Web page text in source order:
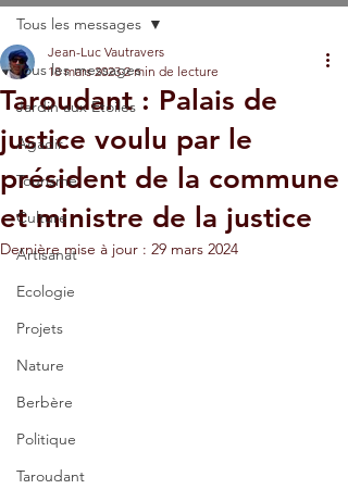
Tous les messages
Jardin aux Etoiles
Agadir
Tourisme
Culture
Artisanat
Ecologie
Projets
Nature
Berbère
Politique
Taroudant
Tous les messages
Taroudant : Palais de
justice voulu par le
président de la commune
et ministre de la justice
Jean-Luc Vautravers
18 mars 2023 2 min de lecture
Dernière mise à jour : 29 mars 2024